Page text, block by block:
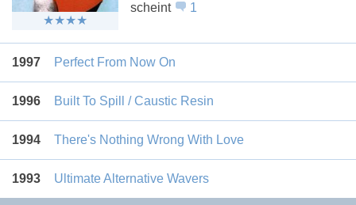
scheint
1
1997 Perfect From Now On
1996 Built To Spill / Caustic Resin
1994 There's Nothing Wrong With Love
1993 Ultimate Alternative Wavers